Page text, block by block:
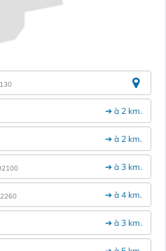
➔ à 2 km.
➔ à 2 km.
➔ à 3 km.
➔ à 4 km.
➔ à 3 km.